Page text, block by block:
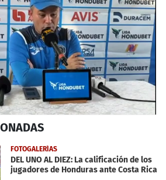
FOTOGALERÍAS
DEL UNO AL DIEZ: La calificación de los
jugadores de Honduras ante Costa Rica